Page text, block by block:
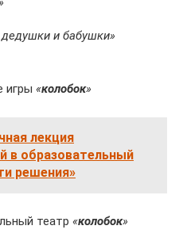
и бабушки»
игры «колобок»
лекция
в образовательный
решения»
театр «колобок»